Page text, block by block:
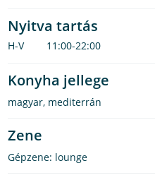
Nyitva tartás
H-V 11:00-22:00
Konyha jellege
magyar, mediterrán
Zene
Gépzene: lounge